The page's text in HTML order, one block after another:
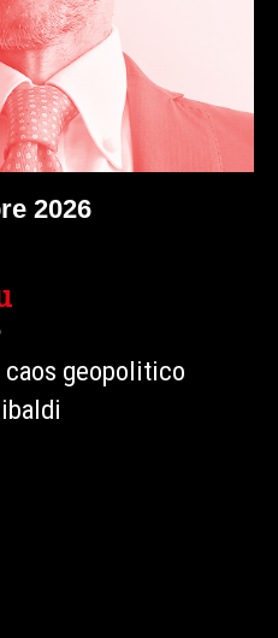
2026
- Sito Patrimonio